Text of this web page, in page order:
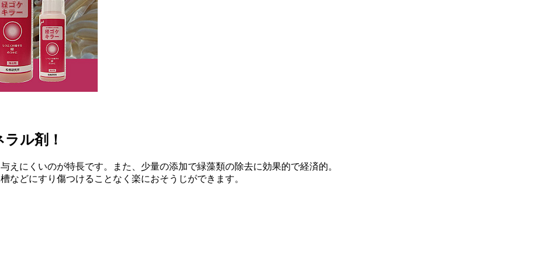
ル剤！
えにくいのが特長です。また、少量の添加で緑藻類の除去に効果的で経済的。
などにすり傷つけることなく楽におそうじができます。